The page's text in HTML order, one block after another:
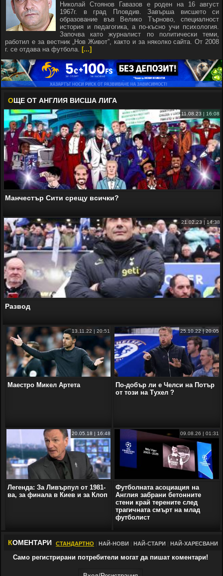
Николай Стоянов Гавазов е роден на 16 август
1967г. в град Пловдив. Завърша висшето си
образование във Велико Търново, специалност
история и педагогика, а по-късно учи психология.
Започва като журналист по политически теми,
работил е за вестник „Нов Живот”, както и за няколко сайта. От 2008
г. се отдава на футбола. [...]
ОЩЕ ОТ АНГЛИЯ ВИСША ЛИГА
11.08.23 | 16:08
Манчестър Сити срещу всички?
21.02.23 | 14:38
Развод
13.11.22 | 20:51
Маестро Микел Артета
25.10.22 | 20:05
По-добър ли е Челси на Потър
от този на Тухел ?
20.05.18 | 16:48
Легенда: За Ливърпул от 1981-
ва, за финала в Киев и за Клоп
09.08.26 | 01:31
Футболната асоциация на
Англия забрани бетонните
стени край терените след
трагичната смърт на млад
футболист
КОМЕНТАРИ СТАНДАРТНО НАЙ-НОВИ НАЙ-СТАРИ НАЙ-ХАРЕСВАНИ
Само регистрирани потребители могат да пишат коментари!